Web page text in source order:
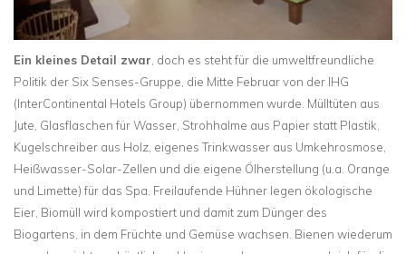
Ein kleines Detail zwar , doch es steht für die umweltfreundliche
Politik der Six Senses-Gruppe, die Mitte Februar von der IHG
(InterContinental Hotels Group) übernommen wurde. Mülltüten aus
Jute, Glasflaschen für Wasser, Strohhalme aus Papier statt Plastik,
Kugelschreiber aus Holz, eigenes Trinkwasser aus Umkehrosmose,
Heißwasser-Solar-Zellen und die eigene Ölherstellung (u.a. Orange
und Limette) für das Spa. Freilaufende Hühner legen ökologische
Eier, Biomüll wird kompostiert und damit zum Dünger des
Biogartens, in dem Früchte und Gemüse wachsen. Bienen wiederum